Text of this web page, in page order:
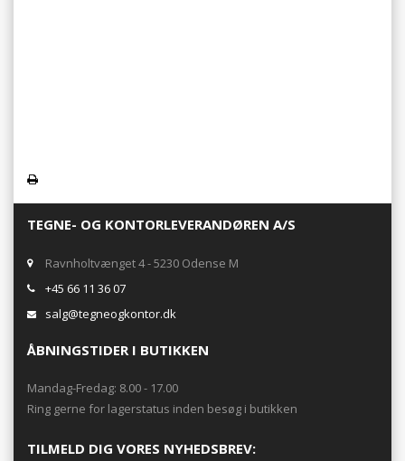
TEGNE- OG KONTORLEVERANDØREN A/S
Ravnholtvænget 4 - 5230 Odense M
+45 66 11 36 07
salg@tegneogkontor.dk
ÅBNINGSTIDER I BUTIKKEN
Mandag-Fredag: 8.00 - 17.00
Ring gerne for lagerstatus inden besøg i butikken
TILMELD DIG VORES NYHEDSBREV: